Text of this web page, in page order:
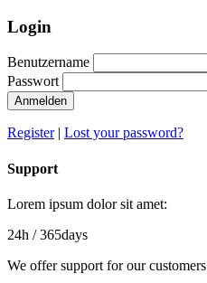
Login
Benutzername
Passwort
Anmelden
Register| Lost your password?
Support
Lorem ipsum dolor sit amet:
24h / 365days
We offer support for our customers